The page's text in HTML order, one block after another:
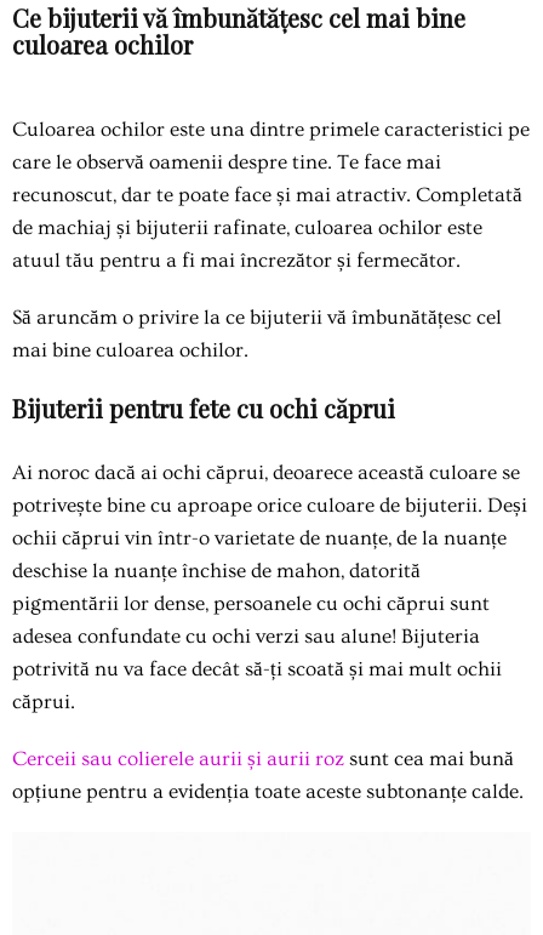
Ce bijuterii vă îmbunătățesc cel mai bine
culoarea ochilor
Culoarea ochilor este una dintre primele caracteristici pe
care le observă oamenii despre tine. Te face mai
recunoscut, dar te poate face și mai atractiv. Completată
de machiaj și bijuterii rafinate, culoarea ochilor este
atuul tău pentru a fi mai încrezător și fermecător.
Să aruncăm o privire la ce bijuterii vă îmbunătățesc cel
mai bine culoarea ochilor.
Bijuterii pentru fete cu ochi căprui
Ai noroc dacă ai ochi căprui, deoarece această culoare se
potrivește bine cu aproape orice culoare de bijuterii. Deși
ochii căprui vin într-o varietate de nuanțe, de la nuanțe
deschise la nuanțe închise de mahon, datorită
pigmentării lor dense, persoanele cu ochi căprui sunt
adesea confundate cu ochi verzi sau alune! Bijuteria
potrivită nu va face decât să-ți scoată și mai mult ochii
căprui.
Cerceii sau colierele aurii și aurii roz sunt cea mai bună
opțiune pentru a evidenția toate aceste subtonanțe calde.